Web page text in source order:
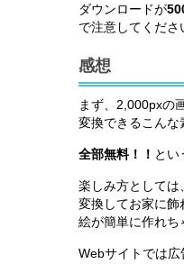
ダウンロードが
で注意してくださ
感想
まず、2,000pxの
変換できるこんな
全部無料！！ とい
楽しみ方としては
変換してお家に飾
絵が簡単に作れち
Webサイトでは